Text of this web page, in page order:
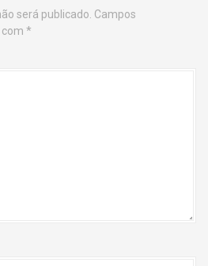
será publicado. Campos
*